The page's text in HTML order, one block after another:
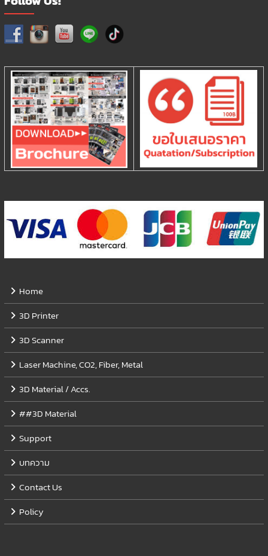
Home
3D Printer
3D Scanner
Laser Machine, CO2, Fiber, Metal
3D Material / Accs.
##3D Material
Support
บทความ
Contact Us
Policy